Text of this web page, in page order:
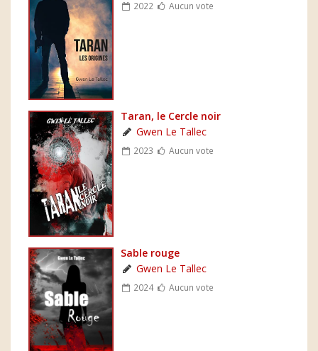
2022 Aucun vote
Taran, le Cercle noir
Gwen Le Tallec
2023 Aucun vote
Sable rouge
Gwen Le Tallec
2024 Aucun vote